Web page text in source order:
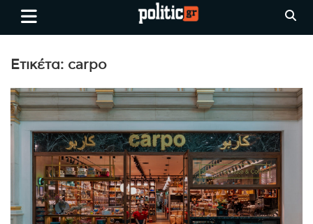
Skip
Ειδήσεις απο τη
Θεσσαλονίκη, την Ελλάδα και
όλο τον Κόσμο
politic.gr
Ετικέτα: carpo